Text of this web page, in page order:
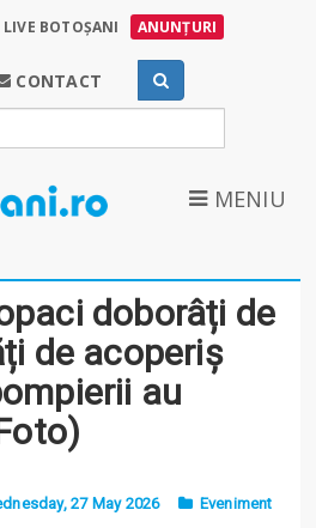
LIVE BOTOȘANI ANUNȚURI
CONTACT
MENIU
doborâți de
de acoperiș
au
27 May 2026 Eveniment